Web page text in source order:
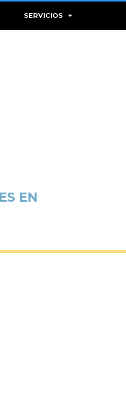
SERVICIOS
EN